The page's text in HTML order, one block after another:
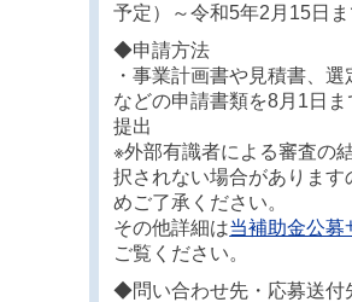
予定）～令和5年2月15日ま
◆申請方法
・事業計画書や見積書、選
などの申請書類を8月1日ま
提出
※外部有識者による審査の
択されない場合があります
めご了承ください。
その他詳細は当補助金公募
ご覧ください。
◆問い合わせ先・応募送付